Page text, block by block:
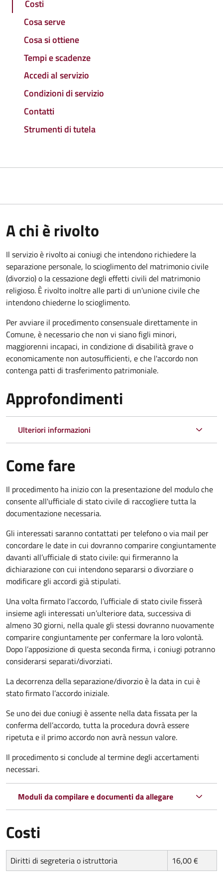
Costi
Cosa serve
Cosa si ottiene
Tempi e scadenze
Accedi al servizio
Condizioni di servizio
Contatti
Strumenti di tutela
A chi è rivolto
Il servizio è rivolto ai coniugi che intendono richiedere la
separazione personale, lo scioglimento del matrimonio civile
(divorzio) o la cessazione degli effetti civili del matrimonio
religioso. È rivolto inoltre alle parti di un'unione civile che
intendono chiederne lo scioglimento.
Per avviare il procedimento consensuale direttamente in
Comune, è necessario che non vi siano figli minori,
maggiorenni incapaci, in condizione di disabilità grave o
economicamente non autosufficienti, e che l'accordo non
contenga patti di trasferimento patrimoniale.
Approfondimenti
Ulteriori informazioni
Come fare
Il procedimento ha inizio con la presentazione del modulo che
consente all'ufficiale di stato civile di raccogliere tutta la
documentazione necessaria.
Gli interessati saranno contattati per telefono o via mail per
concordare le date in cui dovranno comparire congiuntamente
davanti all’ufficiale di stato civile: qui firmeranno la
dichiarazione con cui intendono separarsi o divorziare o
modificare gli accordi già stipulati.
Una volta firmato l’accordo, l’ufficiale di stato civile fisserà
insieme agli interessati un’ulteriore data, successiva di
almeno 30 giorni, nella quale gli stessi dovranno nuovamente
comparire congiuntamente per confermare la loro volontà.
Dopo l’apposizione di questa seconda firma, i coniugi potranno
considerarsi separati/divorziati.
La decorrenza della separazione/divorzio è la data in cui è
stato firmato l’accordo iniziale.
Se uno dei due coniugi è assente nella data fissata per la
conferma dell’accordo, tutta la procedura dovrà essere
ripetuta e il primo accordo non avrà nessun valore.
Il procedimento si conclude al termine degli accertamenti
necessari.
Moduli da compilare e documenti da allegare
Costi
Diritti di segreteria o istruttoria 16,00 €